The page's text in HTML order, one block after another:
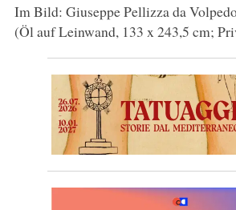
Im Bild: Giuseppe Pellizza da
(Öl auf Leinwand, 133 x 243,5 cm;